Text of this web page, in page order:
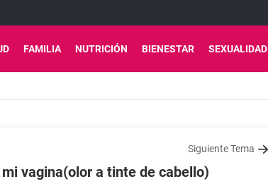
FAMILIA NUTRICIÓN BIENESTAR SEXUALIDAD
Siguiente Tema
vagina(olor a tinte de cabello)